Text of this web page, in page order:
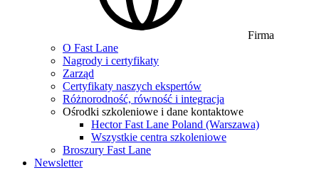
Firma
O Fast Lane
Nagrody i certyfikaty
Zarząd
Certyfikaty naszych ekspertów
Różnorodność, równość i integracja
Ośrodki szkoleniowe i dane kontaktowe
Hector Fast Lane Poland (Warszawa)
Wszystkie centra szkoleniowe
Broszury Fast Lane
Newsletter